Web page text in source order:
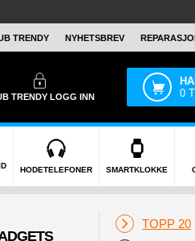
TRENDY NYHETSBREV
TRENDYLOGG INN
0
HODETELEFONER SMARTKLOKKE
TOPP 20